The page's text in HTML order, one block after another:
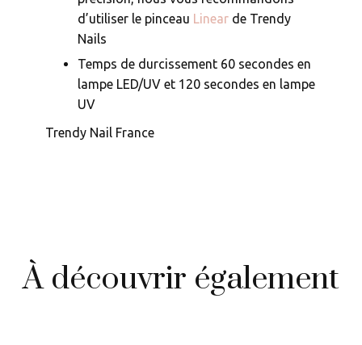
d’utiliser le pinceau Linear de Trendy
Nails
Temps de durcissement 60 secondes en
lampe LED/UV et 120 secondes en lampe
UV
Trendy Nail France
À découvrir également